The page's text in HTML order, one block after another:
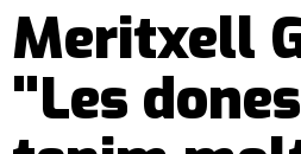
Meritxell
"Les